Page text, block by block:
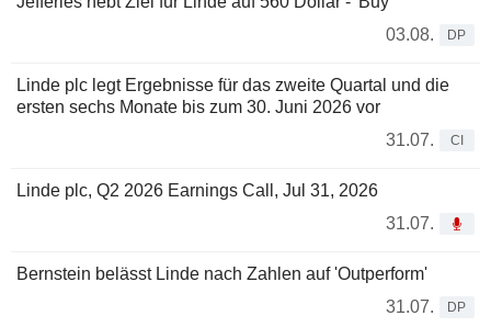
03.08.
DP
Linde plc legt Ergebnisse für das zweite Quartal und die
ersten sechs Monate bis zum 30. Juni 2026 vor
31.07.
CI
Linde plc, Q2 2026 Earnings Call, Jul 31, 2026
31.07.
Bernstein belässt Linde nach Zahlen auf 'Outperform'
31.07.
DP